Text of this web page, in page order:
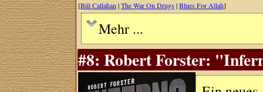
[Bill Callahan |The War On Drugs|Blues For Allah]
Mehr ...
#8: Robert Forster: